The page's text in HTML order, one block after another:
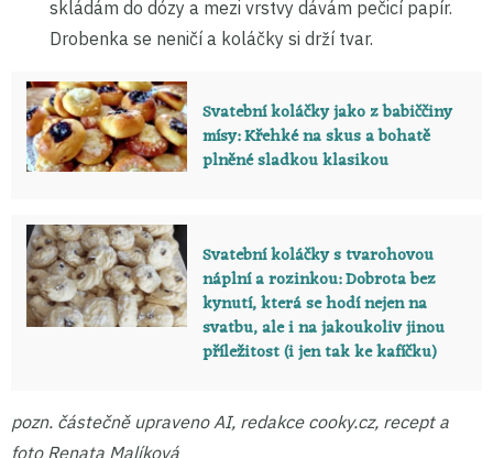
skládám do dózy a mezi vrstvy dávám pečicí papír.
Drobenka se neničí a koláčky si drží tvar.
Svatební koláčky jako z babiččiny
mísy: Křehké na skus a bohatě
plněné sladkou klasikou
Svatební koláčky s tvarohovou
náplní a rozinkou: Dobrota bez
kynutí, která se hodí nejen na
svatbu, ale i na jakoukoliv jinou
příležitost (i jen tak ke kafíčku)
pozn. částečně upraveno AI, redakce cooky.cz, recept a
foto Renata Malíková